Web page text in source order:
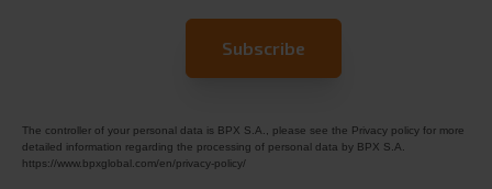
The controller of your personal data is BPX S.A., please see the Privacy policy for more
detailed information regarding the processing of personal data by BPX S.A.
https://www.bpxglobal.com/en/privacy-policy/